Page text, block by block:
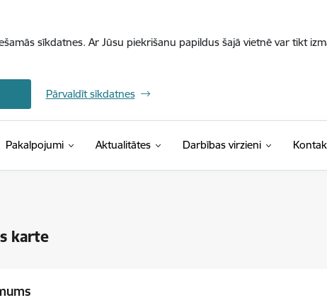
sīkdatnes. Ar Jūsu piekrišanu papildus šajā vietnē var tikt
Pārvaldīt sīkdatnes
Pakalpojumi Aktualitātes Darbības virzieni
karte